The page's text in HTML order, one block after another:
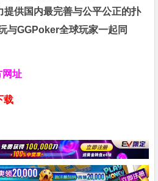
提供国内最完善与公平公正的扑
与GGPoker全球玩家一起同
网址
载